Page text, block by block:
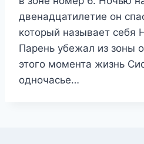
двенадцатилетие он
который называет себя
Парень убежал из зоны
этого момента жизнь
одночасье…